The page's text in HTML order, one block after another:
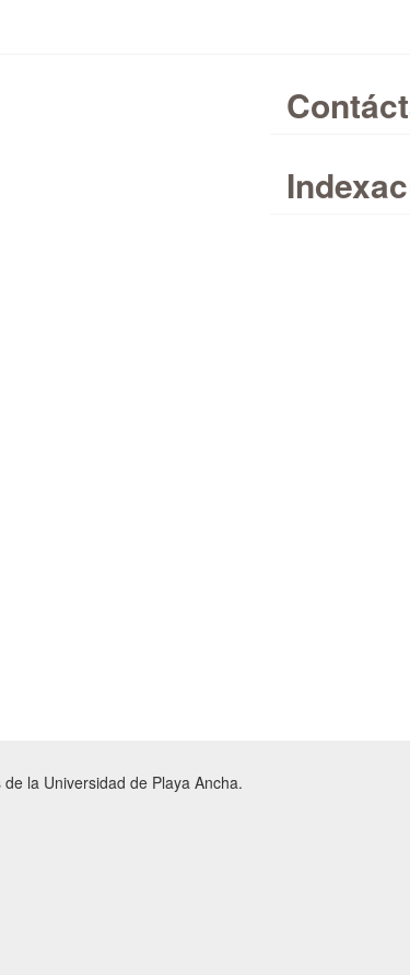
la Universidad de Playa Ancha.